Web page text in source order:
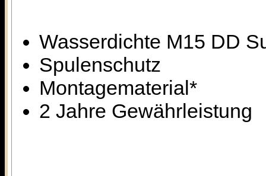
Wasserdichte M15 DD
Spulenschutz
Montagematerial*
2 Jahre Gewährleistung